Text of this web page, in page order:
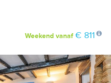
Weekendvanaf € 811